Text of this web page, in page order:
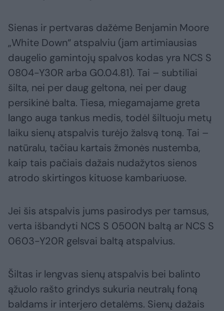
Sienas ir pertvaras dažėme Benjamin Moore
„White Down“ atspalviu (jam artimiausias
daugelio gamintojų spalvos kodas yra NCS S
0804-Y30R arba G0.04.81). Tai – subtiliai
šilta, nei per daug geltona, nei per daug
persikinė balta. Tiesa, miegamajame greta
lango auga tankus medis, todėl šiltuoju metų
laiku sienų atspalvis turėjo žalsvą toną. Tai –
natūralu, tačiau kartais žmonės nustemba,
kaip tais pačiais dažais nudažytos sienos
atrodo skirtingos kituose kambariuose.
Jei šis atspalvis jums pasirodys per tamsus,
verta išbandyti NCS S 0500N baltą ar NCS S
0603-Y20R gelsvai baltą atspalvius.
Šiltas ir lengvas sienų atspalvis bei balinto
ąžuolo rašto grindys sukuria neutralų foną
baldams ir interjero detalėms. Sienų dažais